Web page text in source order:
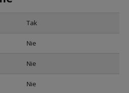
Tak
Nie
Nie
Nie